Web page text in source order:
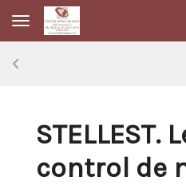
Toggle navigation
STELLEST.
control de